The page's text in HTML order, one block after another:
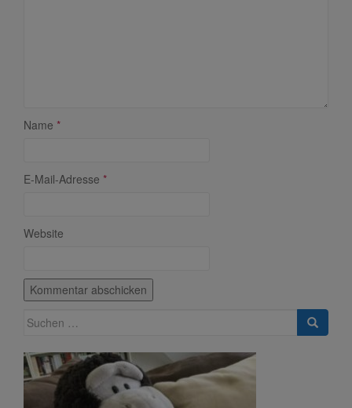
Name *
E-Mail-Adresse *
Website
Suche